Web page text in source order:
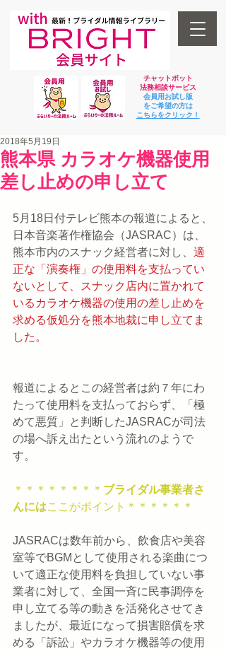
チャットボット
法務相談サービス
会員用お試し版
をご希望の方は
​こちらをクリック！
熊本県 カラオケ機器使用
差し止めの申し立て
2018年5月19日
5月18日付テレビ熊本の報道によると、
日本音楽著作権協会（JASRAC）は、
熊本市内のスナック経営者に対し、 適
正な「演奏権」の使用料を支払ってい
ないとして、スナック店内に置かれて
いるカラオケ機器の使用の差し止めを
求める仮処分を熊本地裁に申し立てま
した。
報道によるとこの経営者は約７年にわ
たって使用料を支払っておらず、「極
めて悪質」と判断したJASRACが司法
の場へ訴え出たという流れのようで
す。
＊＊＊＊＊＊＊＊ ブライダル事業者さ
んにはここがポイント＊＊＊＊＊＊
JASRACは数年前から、飲食店や美容
室等でBGMとして使用される楽曲につ
いて適正な使用料を負担していない事
業者に対して、全国一斉に民事調停を
申し立てる等の動きを活発化させてき
ましたが、最近になって損害賠償を求
める「訴訟」やカラオケ機器等の使用